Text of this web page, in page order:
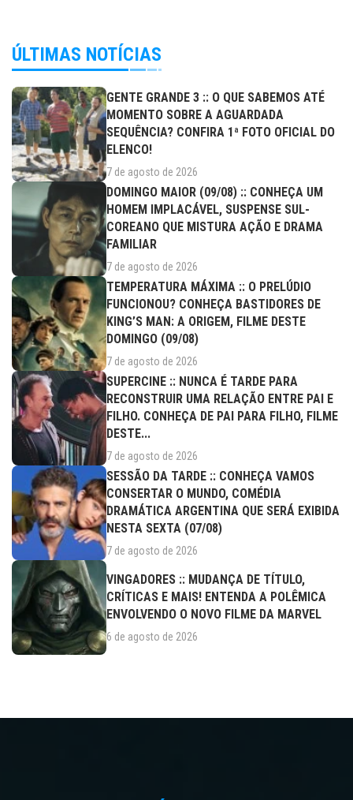
ÚLTIMAS NOTÍCIAS
GENTE GRANDE 3 :: O QUE SABEMOS ATÉ
MOMENTO SOBRE A AGUARDADA
SEQUÊNCIA? CONFIRA 1ª FOTO OFICIAL DO
ELENCO!
7 de agosto de 2026
DOMINGO MAIOR (09/08) :: CONHEÇA UM
HOMEM IMPLACÁVEL, SUSPENSE SUL-
COREANO QUE MISTURA AÇÃO E DRAMA
FAMILIAR
7 de agosto de 2026
TEMPERATURA MÁXIMA :: O PRELÚDIO
FUNCIONOU? CONHEÇA BASTIDORES DE
KING’S MAN: A ORIGEM, FILME DESTE
DOMINGO (09/08)
7 de agosto de 2026
SUPERCINE :: NUNCA É TARDE PARA
RECONSTRUIR UMA RELAÇÃO ENTRE PAI E
FILHO. CONHEÇA DE PAI PARA FILHO, FILME
DESTE...
7 de agosto de 2026
SESSÃO DA TARDE :: CONHEÇA VAMOS
CONSERTAR O MUNDO, COMÉDIA
DRAMÁTICA ARGENTINA QUE SERÁ EXIBIDA
NESTA SEXTA (07/08)
7 de agosto de 2026
VINGADORES :: MUDANÇA DE TÍTULO,
CRÍTICAS E MAIS! ENTENDA A POLÊMICA
ENVOLVENDO O NOVO FILME DA MARVEL
6 de agosto de 2026